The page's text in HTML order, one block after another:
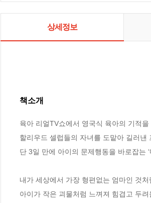
상세정보
책소개
육아 리얼TV쇼에서 영국식 육아의 기적을
할리우드 셀럽들의 자녀를 도맡아 길러낸
단 3일 만에 아이의 문제행동을 바로잡는
내가 세상에서 가장 형편없는 엄마인 것처
아이가 작은 괴물처럼 느껴져 힘겹고 두려